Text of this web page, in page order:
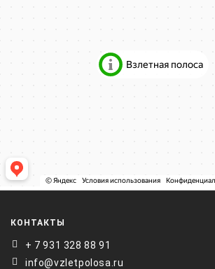
КОНТАКТЫ
+ 7 931 328 88 91
info@vzletpolosa.ru